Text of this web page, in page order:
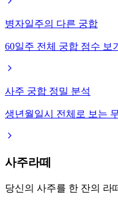
병자일주의 다른 궁합
60일주 전체 궁합 점수 보기
사주 궁합 정밀 분석
생년월일시 전체로 보는
사주라떼
당신의 사주를 한 잔의 라